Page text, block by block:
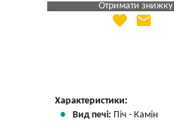
Отримати знижку
Яка Ваша ціна
favorite email
Характеристики:
Вид печі: Піч - Камін